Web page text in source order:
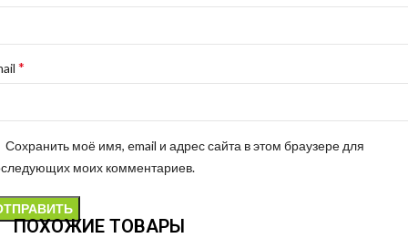
*
Сохранить моё имя, email и адрес сайта в этом браузере для
моих комментариев.
ПОХОЖИЕ ТОВАРЫ